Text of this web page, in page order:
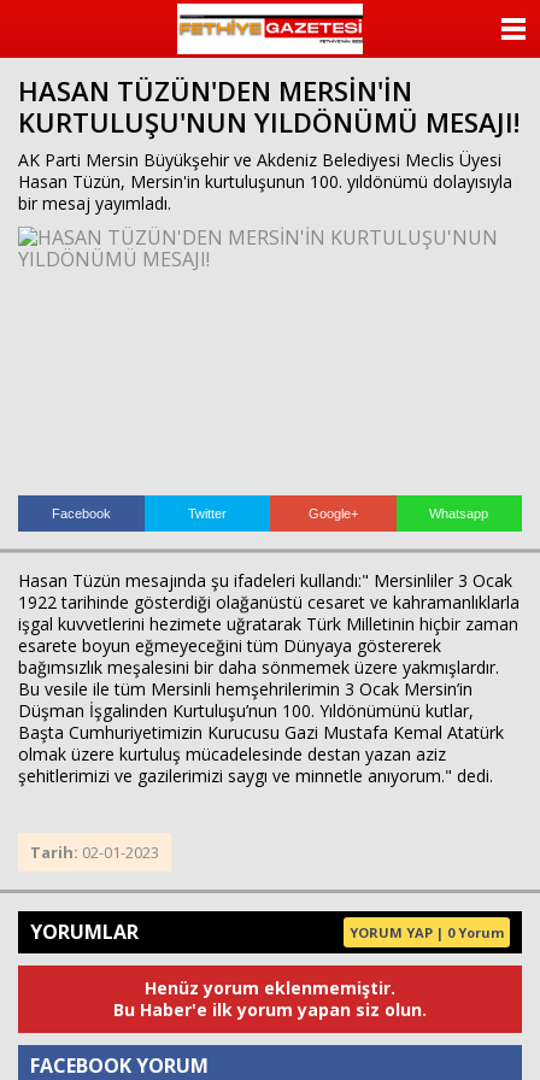
beylikdüzü
escort
bayan
beylikdüzü
escort
bayan
escort
beylikdüzü
beylikdüzü
escort
HASAN TÜZÜN'DEN MERSİN'İN
KURTULUŞU'NUN YILDÖNÜMÜ MESAJI!
AK Parti Mersin Büyükşehir ve Akdeniz Belediyesi Meclis Üyesi
Hasan Tüzün, Mersin'in kurtuluşunun 100. yıldönümü dolayısıyla
bir mesaj yayımladı.
Facebook Twitter Google+ Whatsapp
Hasan Tüzün mesajında şu ifadeleri kullandı:" Mersinliler 3 Ocak
1922 tarihinde gösterdiği olağanüstü cesaret ve kahramanlıklarla
işgal kuvvetlerini hezimete uğratarak Türk Milletinin hiçbir zaman
esarete boyun eğmeyeceğini tüm Dünyaya göstererek
bağımsızlık meşalesini bir daha sönmemek üzere yakmışlardır.
Bu vesile ile tüm Mersinli hemşehrilerimin 3 Ocak Mersin’in
Düşman İşgalinden Kurtuluşu’nun 100. Yıldönümünü kutlar,
Başta Cumhuriyetimizin Kurucusu Gazi Mustafa Kemal Atatürk
olmak üzere kurtuluş mücadelesinde destan yazan aziz
şehitlerimizi ve gazilerimizi saygı ve minnetle anıyorum." dedi.
Tarih: 02-01-2023
YORUMLAR YORUM YAP | 0 Yorum
Henüz yorum eklenmemiştir.
Bu Haber'e ilk yorum yapan siz olun.
FACEBOOK YORUM
KATEGORİLER
Haberin Doğru Adresi.